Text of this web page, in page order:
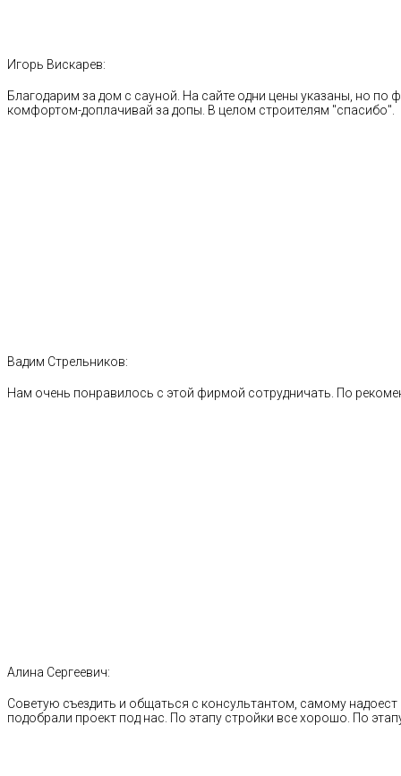
Игорь Вискарев:
Благодарим за дом с сауной. На сайте одни цены указаны, но по
комфортом-доплачивай за допы. В целом строителям "спасибо".
Вадим Стрельников:
Нам очень понравилось с этой фирмой сотрудничать. По
Алина Сергеевич:
Советую съездить и общаться с консультантом, самому
подобрали проект под нас. По этапу стройки все хорошо. По